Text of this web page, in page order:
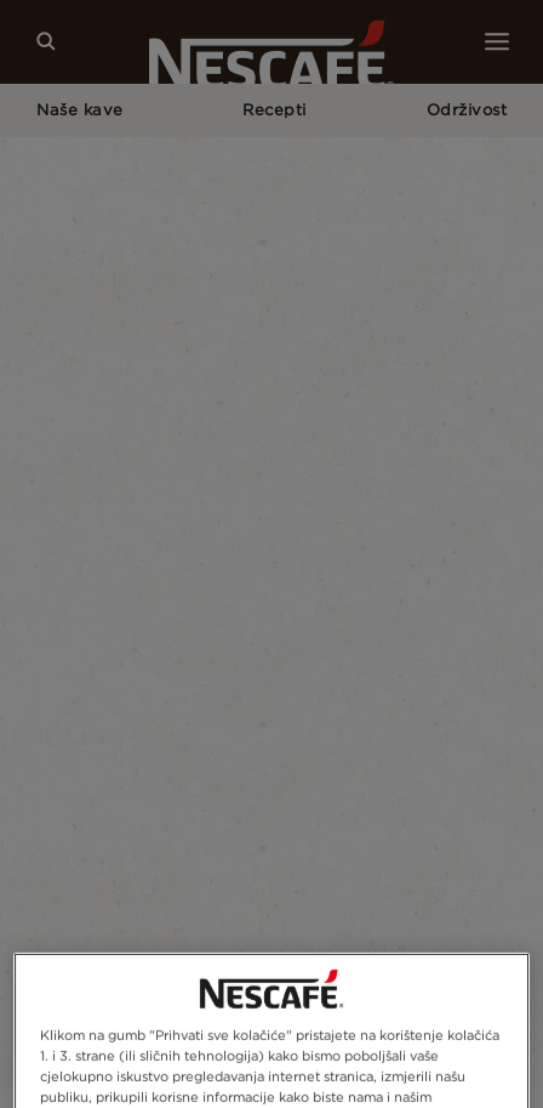
Naše kave Recepti Održivost
Klikom na gumb "Prihvati sve kolačiće" pristajete na korištenje kolačića
1. i 3. strane (ili sličnih tehnologija) kako bismo poboljšali vaše
cjelokupno iskustvo pregledavanja internet stranica, izmjerili našu
publiku, prikupili korisne informacije kako biste nama i našim